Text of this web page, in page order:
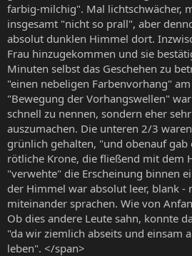
farbig-milchig". Mal lichtschwächer,
insgesamt "nicht so prall", aber
absolut dunklen Himmel dort.
Frau hinzugekommen und sie
Minuten selbst das Geschehen zu
"einen nebeligen Farbenvorhang"
"Bewegung der Vorhangswellen"
schnell zu nennen, sondern eher
auszumachen. Die unteren 2/3
grünlich gehalten, "und obenauf gab
rötliche Krone, die fließend mit dem
"verwehte" die Erscheinung binnen
der Himmel war absolut leer, blank -
miteinander sprachen. Wie von
Ob dies andere Leute sahn, konnte
"da wir ziemlich abseits und einsam
leben". </span>